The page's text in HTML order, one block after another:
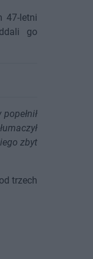
47-letni
go
zbyt
trzech